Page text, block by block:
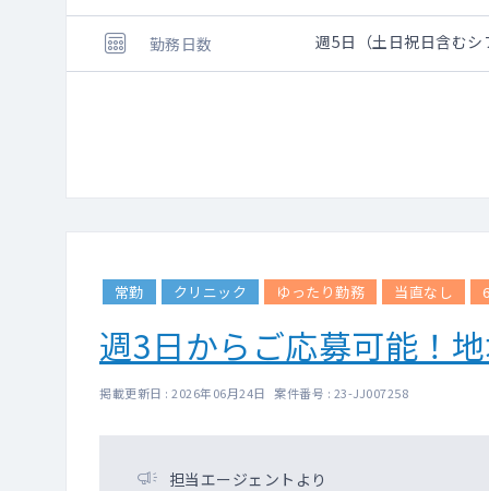
勤務日数 週5日（土日祝日含むシ
常勤 クリニック ゆったり勤務 当直なし
週3日からご応募可能！
掲載更新日 : 2026年06月24日 案件番号 : 23-JJ007258
担当エージェントより